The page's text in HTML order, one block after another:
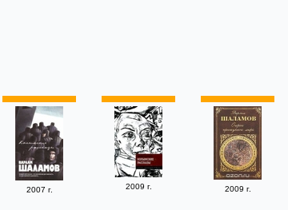
2007 г. 2009 г. 2009 г.